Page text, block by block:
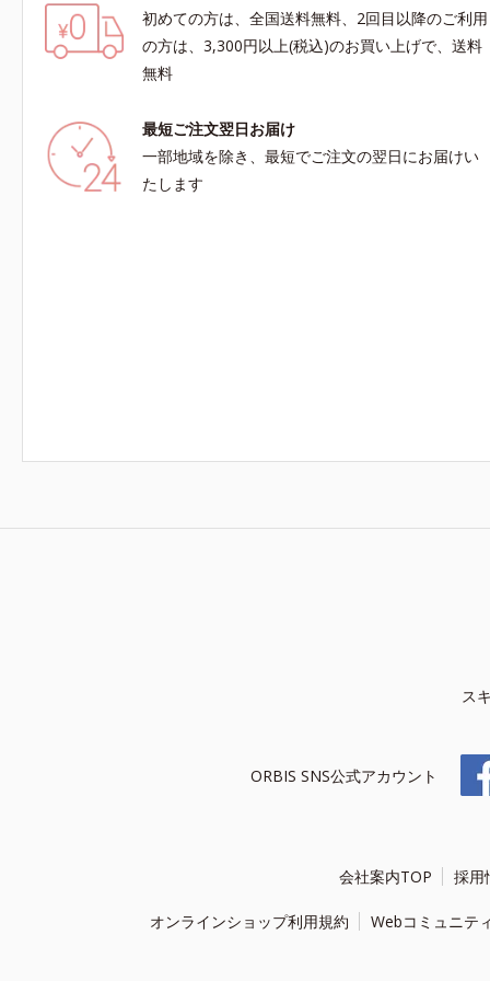
初めての方は、全国送料無料、2回目以降のご利用
の方は、3,300円以上(税込)のお買い上げで、送料
無料
最短ご注文翌日お届け
一部地域を除き、最短でご注文の翌日にお届けい
たします
ス
ORBIS SNS公式アカウント
会社案内TOP 採用
オンラインショップ利用規約 Webコミュニテ